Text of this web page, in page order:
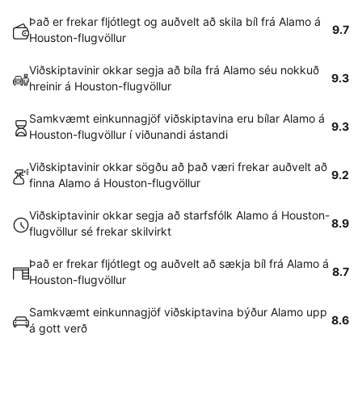
Það er frekar fljótlegt og auðvelt að skila bíl frá Alamo á
Houston-flugvöllur
9.7
Viðskiptavinir okkar segja að bíla frá Alamo séu nokkuð
hreinir á Houston-flugvöllur
9.3
Samkvæmt einkunnagjöf viðskiptavina eru bílar Alamo á
Houston-flugvöllur í viðunandi ástandi
9.3
Viðskiptavinir okkar sögðu að það væri frekar auðvelt að
finna Alamo á Houston-flugvöllur
9.2
Viðskiptavinir okkar segja að starfsfólk Alamo á Houston-
flugvöllur sé frekar skilvirkt
8.9
Það er frekar fljótlegt og auðvelt að sækja bíl frá Alamo á
Houston-flugvöllur
8.7
Samkvæmt einkunnagjöf viðskiptavina býður Alamo upp
á gott verð
8.6